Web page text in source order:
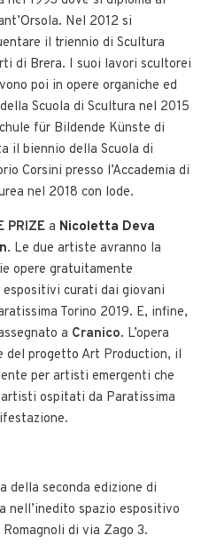
Nel 2012 si
il triennio di Scultura
di Brera. I suoi lavori scultorei
poi in opere organiche ed
Scuola di Scultura nel 2015
für Bildende Künste di
il biennio della Scuola di
Corsini presso l’Accademia di
nel 2018 con lode.
PRIZE a Nicoletta Deva
. Le due artiste avranno la
opere gratuitamente
curati dai giovani
Torino 2019. E, infine,
a Cranico. L’opera
del progetto Art Production, il
per artisti emergenti che
ospitati da Paratissima
della seconda edizione di
nell’inedito spazio espositivo
di via Zago 3.